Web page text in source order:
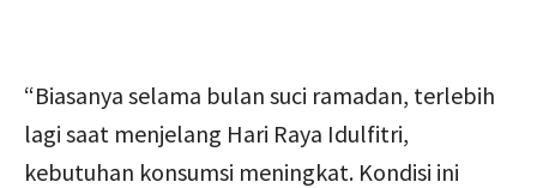
“Biasanya selama bulan suci ramadan, terlebih
lagi saat menjelang Hari Raya Idulfitri,
kebutuhan konsumsi meningkat. Kondisi ini